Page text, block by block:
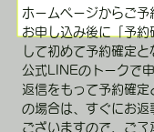
ホームページからご予
お申し込み後に「予約
して初めて予約確定と
公式LINEのトークで
返信をもって予約確
の場合は、すぐにお返
ございますので、ご了